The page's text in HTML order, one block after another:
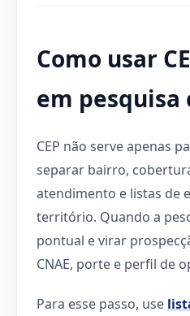
Como usar
em pesquisa
CEP não serve apenas
separar bairro,
atendimento e listas de
território. Quando a
pontual e virar
CNAE, porte e perfil de
Para esse passo, use